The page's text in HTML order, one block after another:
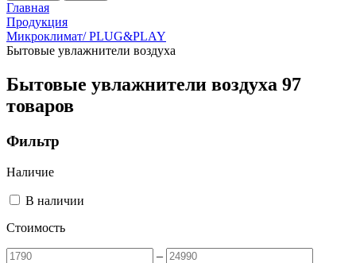
Главная
Продукция
Микроклимат/ PLUG&PLAY
Бытовые увлажнители воздуха
Бытовые увлажнители воздуха 97
товаров
Фильтр
Наличие
В наличии
Стоимость
–